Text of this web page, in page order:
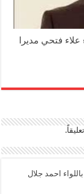
فتحي مديرا
احمد جلال